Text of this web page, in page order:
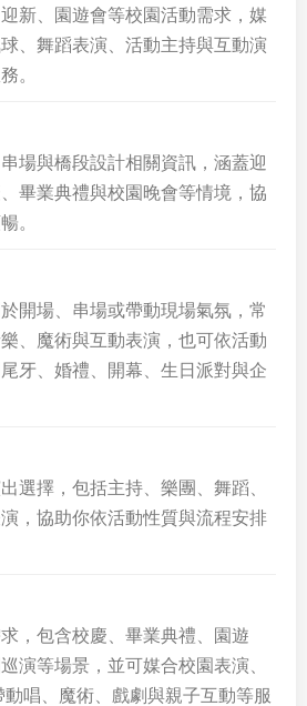
新、園遊會等校園活動需求，媒
、舞蹈表演、活動主持與互動演
。
場與橋段設計相關資訊，涵蓋迎
畢業典禮與校園晚會等情境，協
。
開場、串場或帶動現場氣氛，常
、魔術與互動表演，也可依活動
牙、婚禮、開幕、生日派對與企
選擇，包括主持、樂團、舞蹈、
，協助你依活動性質與流程安排
，包含校慶、畢業典禮、園遊
演等場景，並可媒合校園表演、
唱、魔術、戲劇與親子互動等服